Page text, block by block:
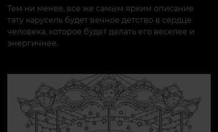
Тем ни менее, все же самым ярким описание
тату карусель будет вечное детство в сердце
человека, которое будет делать его веселее и
энергичнее.